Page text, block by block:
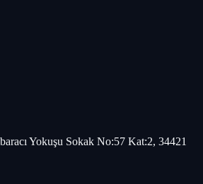
Yokuşu Sokak No:57 Kat:2, 34421